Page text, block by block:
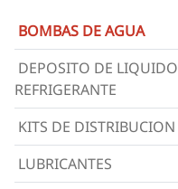
BOMBAS DE AGUA
DEPOSITO DE LIQUIDO
REFRIGERANTE
KITS DE DISTRIBUCION
LUBRICANTES